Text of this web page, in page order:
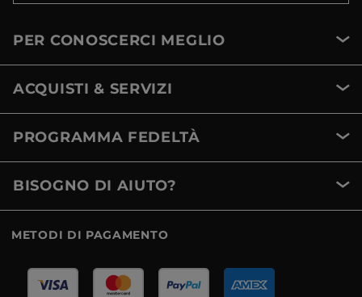
PER CONOSCERCI MEGLIO
ACQUISTI & SERVIZI
PROGRAMMA FEDELTÀ
BISOGNO DI AIUTO?
METODI DI PAGAMENTO